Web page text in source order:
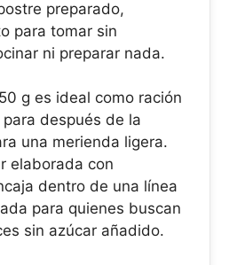
preparado,
para tomar sin
ni preparar nada.
g es ideal como ración
después de la
una merienda ligera.
elaborada con
dentro de una línea
para quienes buscan
sin azúcar añadido.